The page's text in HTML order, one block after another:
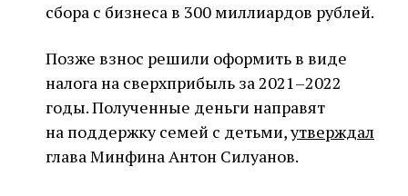
сбора с бизнеса в 300 миллиардов рублей.
Позже взнос решили оформить в виде
налога на сверхприбыль за 2021–2022
годы. Полученные деньги направят
на поддержку семей с детьми,утверждал
глава Минфина Антон Силуанов.